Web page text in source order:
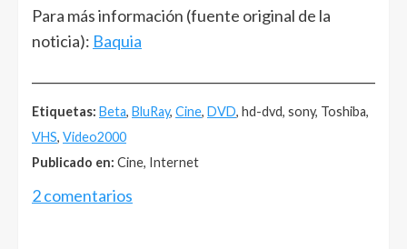
Para más información (fuente original de la
noticia): Baquia
Etiquetas: Beta, BluRay, Cine, DVD, hd-dvd, sony, Toshiba,
VHS, Video2000
Publicado en: Cine, Internet
2 comentarios